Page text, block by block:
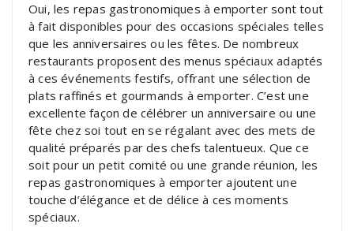
Oui, les repas gastronomiques à emporter sont tout
à fait disponibles pour des occasions spéciales telles
que les anniversaires ou les fêtes. De nombreux
restaurants proposent des menus spéciaux adaptés
à ces événements festifs, offrant une sélection de
plats raffinés et gourmands à emporter. C’est une
excellente façon de célébrer un anniversaire ou une
fête chez soi tout en se régalant avec des mets de
qualité préparés par des chefs talentueux. Que ce
soit pour un petit comité ou une grande réunion, les
repas gastronomiques à emporter ajoutent une
touche d’élégance et de délice à ces moments
spéciaux.